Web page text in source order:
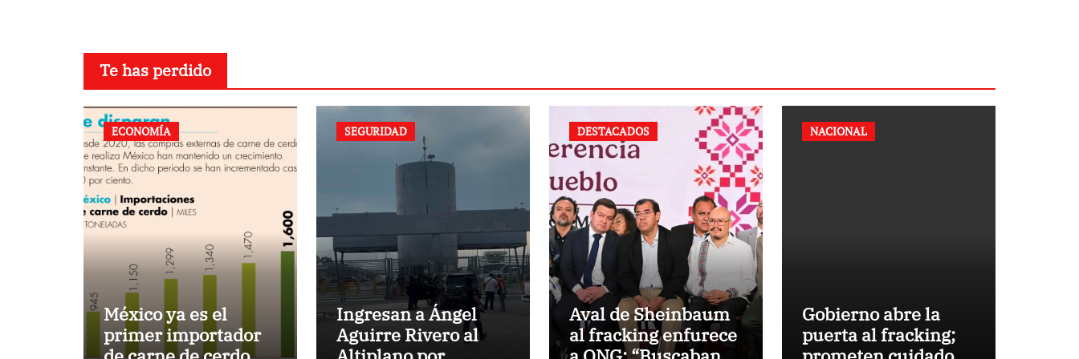
Te has perdido
ECONOMÍA
México ya es el
primer importador
SEGURIDAD
Ingresan a Ángel
Aguirre Rivero al
DESTACADOS
Aval de Sheinbaum
al fracking enfurece
NACIONAL
Gobierno abre la
puerta al fracking;